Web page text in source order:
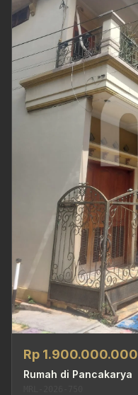
Rp 1.900.000.000
Rumah di Pancakarya